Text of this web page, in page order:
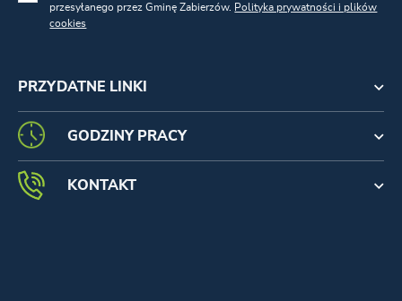
PRZYDATNE LINKI
przesyłanego przez Gminę Zabierzów. Polityka prywatności i plików
cookies
GODZINY PRACY
KONTAKT